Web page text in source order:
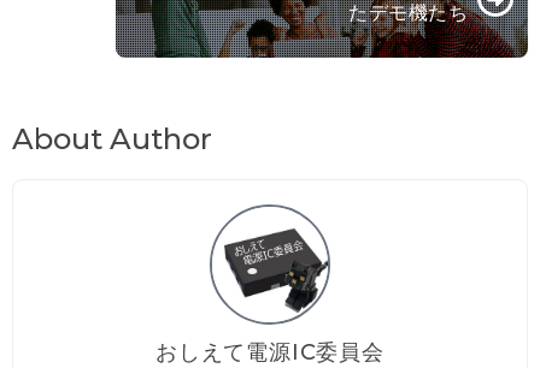
たデモ機たち
About Author
おしえて電源IC委員会